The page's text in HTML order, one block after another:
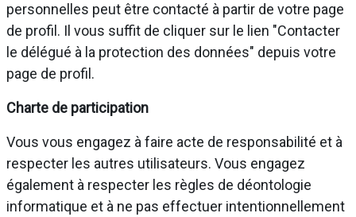
personnelles peut être contacté à partir de votre page
de profil. Il vous suffit de cliquer sur le lien "Contacter
le délégué à la protection des données" depuis votre
page de profil.
Charte de participation
Vous vous engagez à faire acte de responsabilité et à
respecter les autres utilisateurs. Vous engagez
également à respecter les règles de déontologie
informatique et à ne pas effectuer intentionnellement